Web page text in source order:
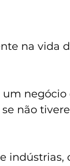
na vida
negócio
não
indústrias,